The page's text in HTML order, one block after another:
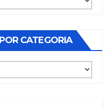
CATEGORIA